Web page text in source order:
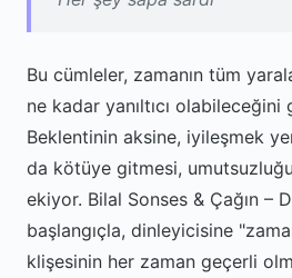
Bu cümleler, zamanın tüm
ne kadar yanıltıcı
Beklentinin aksine, iyileşmek
da kötüye gitmesi,
ekiyor. Bilal Sonses & Çağın –
başlangıçla, dinleyicisine
klişesinin her zaman geçerli